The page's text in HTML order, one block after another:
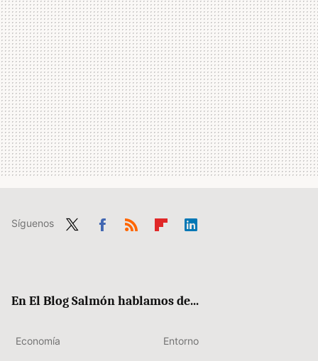
Síguenos
En El Blog Salmón hablamos de...
Economía Entorno